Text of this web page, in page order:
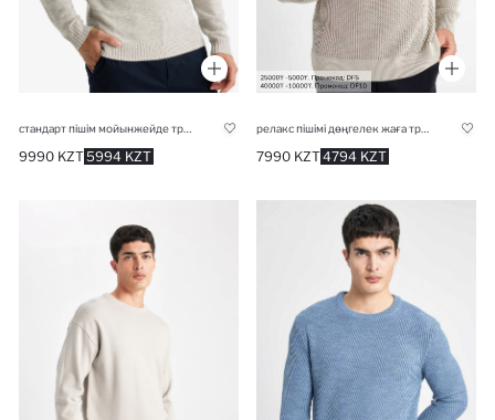
5994 KZT
9990 KZT 4794 KZT
7990 KZT